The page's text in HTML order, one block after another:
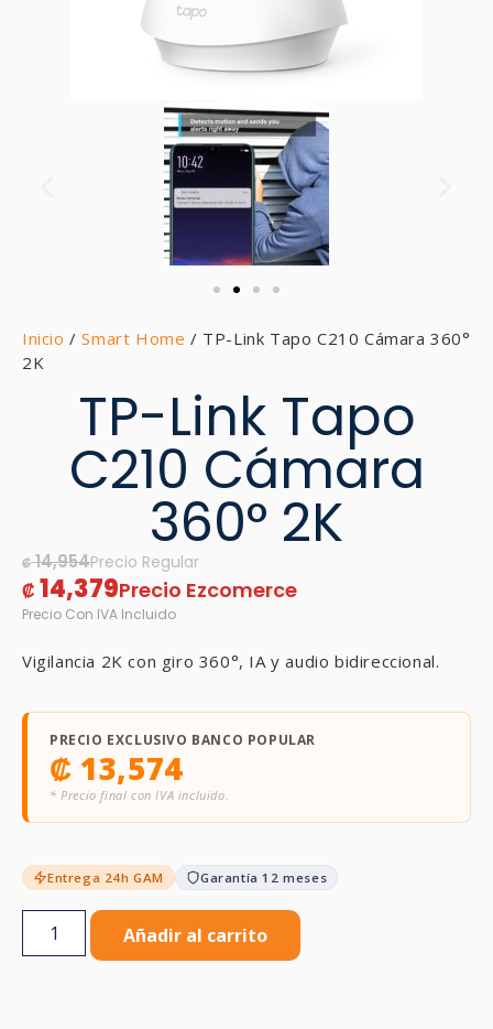
Inicio /Smart Home / TP-Link Tapo C210 Cámara 360°
2K
TP-Link Tapo
C210 Cámara
360° 2K
₡14,954
₡ 14,379
Vigilancia 2K con giro 360°, IA y audio bidireccional.
PRECIO EXCLUSIVO BANCO POPULAR
₡ 13,574
* Precio final con IVA incluido.
Entrega 24h GAM Garantía 12 meses
Añadir al carrito